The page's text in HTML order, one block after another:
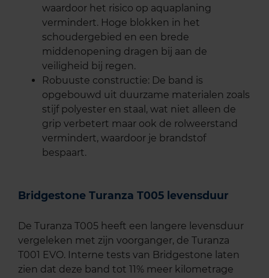
waardoor het risico op aquaplaning
vermindert. Hoge blokken in het
schoudergebied en een brede
middenopening dragen bij aan de
veiligheid bij regen.
Robuuste constructie: De band is
opgebouwd uit duurzame materialen zoals
stijf polyester en staal, wat niet alleen de
grip verbetert maar ook de rolweerstand
vermindert, waardoor je brandstof
bespaart.
Bridgestone Turanza T005 levensduur
De Turanza T005 heeft een langere levensduur
vergeleken met zijn voorganger, de Turanza
T001 EVO. Interne tests van Bridgestone laten
zien dat deze band tot 11% meer kilometrage